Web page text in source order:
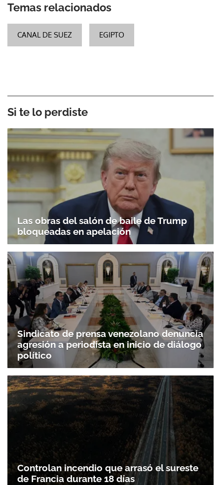
Temas relacionados
CANAL DE SUEZ EGIPTO
Si te lo perdiste
Las obras del salón de baile de Trump
bloqueadas en apelación
Sindicato de prensa venezolano denuncia
agresión a periodista en inicio de diálogo
político
Controlan incendio que arrasó el sureste
de Francia durante 18 días